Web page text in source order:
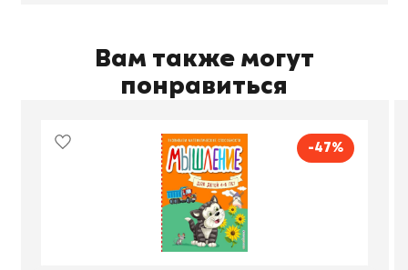
Вам также могут
понравиться
-47%